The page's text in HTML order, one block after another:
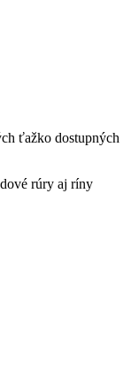
ťažko dostupných
rúry aj ríny